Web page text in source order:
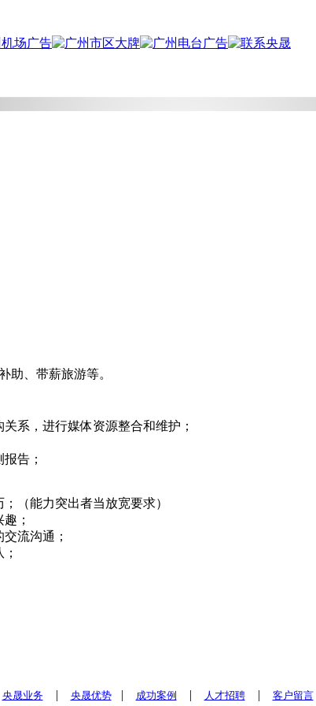
助、带薪旅游等。
系，进行媒体资源整合和维护；
告；
（能力突出者当放宽要求）
；
流沟通；
央晟业务| 央晟优势| 成功案例 | 人才招聘| 客户留言